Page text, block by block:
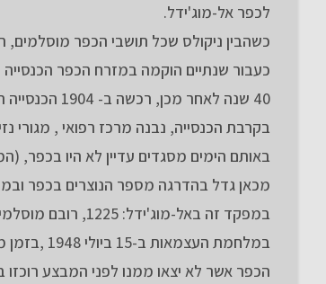
לכפר אל-מוג'ידל.
כשהבין ניקולס שכל תושבי הכפר מוסלמים,
כעבור שנתיים הוקמה במזרח הכפר
בקרבת הכנסייה, נבנה מרכז רפואי , מגורי
באותם הימים מסגדים עדיין לא היו בכפר,
במפקד זה באל-מוג'ידל: 1225, רובם מוסלמים).
במלחמת
הכפר אשר לא יצאו ממנו לפני המבצע רוכזו